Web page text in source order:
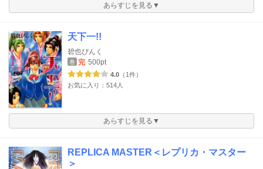
あらすじを見る▼
天下一!!
碧也ぴんく
巻 完 500pt
4.0 （1件）
お気に入り：514人
あらすじを見る▼
REPLICA MASTER＜レプリカ・マスター
＞